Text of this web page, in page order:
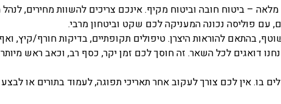
– ביטוח חובה וביטוח מקיף. אינכם צריכים להשוות מחירים,
עם פוליסה נכונה המעניקה לכם שקט וביטחון מרבי.
בהתאם להוראות היצרן. טיפולים תקופתיים, בדיקות חורף/קיץ,
דואגים לכל השאר. זה חוסך לכם זמן יקר, כסף רב, וכאב ראש
בו. אין לכם צורך לעקוב אחר תאריכי תפוגה, לעמוד בתורים או